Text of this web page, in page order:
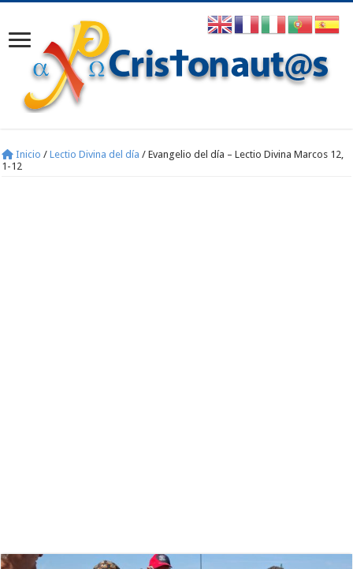
Inicio / Lectio Divina del día / Evangelio del día – Lectio Divina Marcos 12,
1-12